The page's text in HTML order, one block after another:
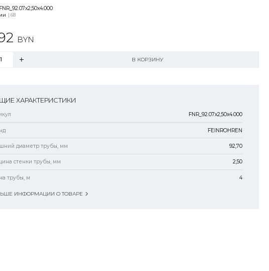
FNR_92.07x2,50x4.000
| 68
BYN
В КОРЗИНУ
ХАРАКТЕРИСТИКИ
FNR_92.07x2,50x4.000
FEINROHREN
диаметр трубы, мм 92,70
стенки трубы, мм 2,50
трубы, м 4
ИНФОРМАЦИИ О ТОВАРЕ